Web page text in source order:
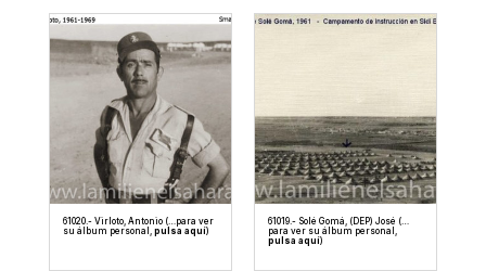
61020.- Virloto, Antonio (…para ver
su álbum personal, pulsa aquí)
61019.- Solé Gomá, (DEP) José (…
para ver su álbum personal,
pulsa aquí)